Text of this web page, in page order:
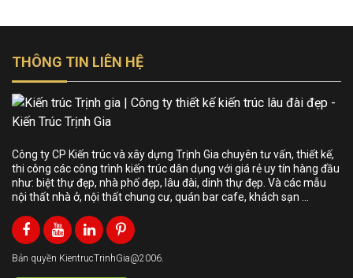
THÔNG TIN LIÊN HỆ
Công ty CP Kiến trúc và xây dựng Trịnh Gia chuyên tư vấn, thiết kế,
thi công các công trình kiến trúc dân dụng với giá rẻ uy tín hàng đầu
như: biệt thự đẹp, nhà phố đẹp, lâu đài, dinh thự đẹp. Và các mẫu
nội thất nhà ở, nội thất chung cư, quán bar cafe, khách sạn …
Bản quyền KientrucTrinhGia@2006.